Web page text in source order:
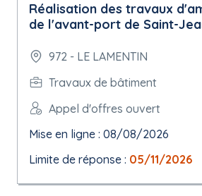
Réalisation des travaux
de l'avant-port de Saint-
972 - LE LAMENTIN
Travaux de bâtiment
Appel d'offres ouvert
Mise en ligne : 08/08/2026
Limite de réponse : 05/11/2026